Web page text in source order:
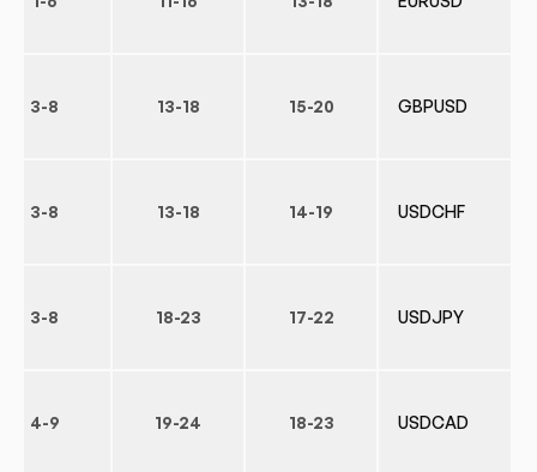
GBPUSD
15-20
13-18
3-8
USDCHF
14-19
13-18
3-8
USDJPY
17-22
18-23
3-8
USDCAD
18-23
19-24
4-9